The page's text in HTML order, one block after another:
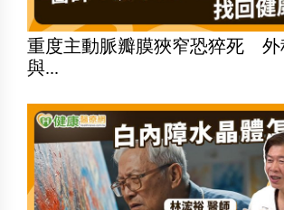
重度主動脈瓣膜狹窄恐猝死 外
與...